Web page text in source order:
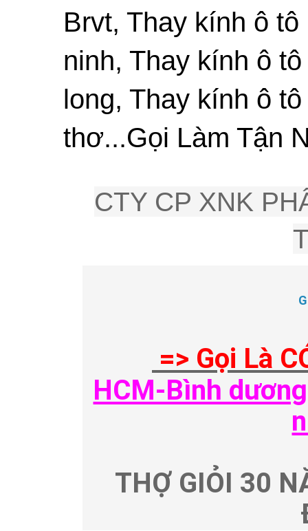
Brvt, Thay kính ô
ninh, Thay kính ô
long, Thay kính ô
thơ...Gọi Làm Tận
CTY CP XNK
=> Gọi Là
HCM-Bình
THỢ GIỎI 30